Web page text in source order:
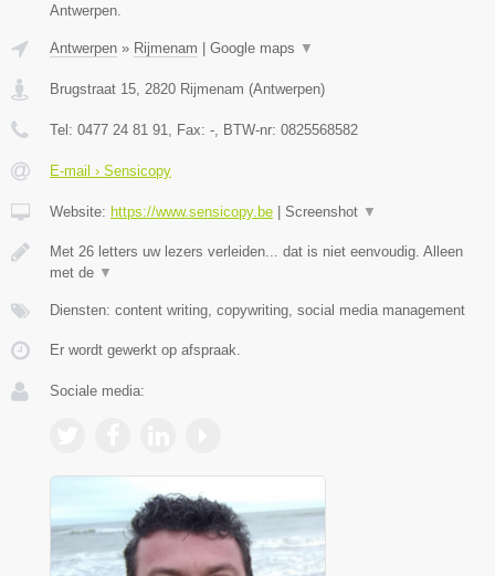
Antwerpen.
Antwerpen » Rijmenam | Google maps ▼
Brugstraat 15 2820 Rijmenam (Antwerpen)
Tel: 0477 24 81 91 , Fax: - , BTW-nr: 0825568582
E-mail › Sensicopy
Website: https://www.sensicopy.be | Screenshot ▼
Met 26 letters uw lezers verleiden... dat is niet eenvoudig. Alleen
met de ▼
Diensten: content writing, copywriting, social media management
Er wordt gewerkt op afspraak.
Sociale media: